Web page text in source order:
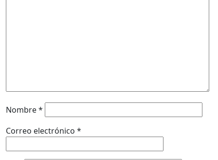
Nombre*
Correo electrónico *